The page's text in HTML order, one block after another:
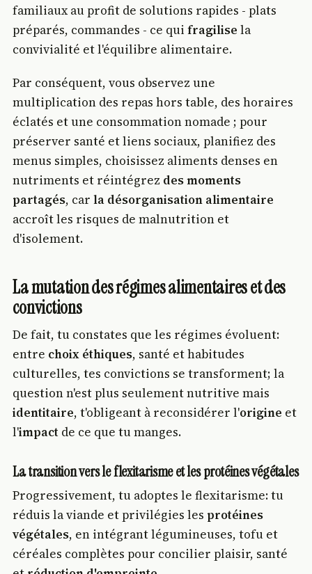
familiaux au profit de solutions rapides - plats
préparés, commandes - ce quifragilise la
convivialité et l'équilibre alimentaire.
Par conséquent, vous observez une
multiplication des repas hors table, des horaires
éclatés et une consommation nomade ; pour
préserver santé et liens sociaux, planifiez des
menus simples, choisissez aliments denses en
nutriments et réintégrez des moments
partagés, carla désorganisation alimentaire
accroît les risques de malnutrition et
d'isolement.
La mutation des régimes alimentaires et des
convictions
De fait, tu constates que les régimes évoluent:
entre choix éthiques, santé et habitudes
culturelles, tes convictions se transforment; la
question n'est plus seulement nutritive mais
identitaire, t'obligeant à reconsidérer l'origine et
l'impact de ce que tu manges.
La transition vers le flexitarisme et les protéines végétales
Progressivement, tu adoptes le flexitarisme: tu
réduis la viande et privilégies les protéines
végétales, en intégrant légumineuses, tofu et
céréales complètes pour concilier plaisir, santé